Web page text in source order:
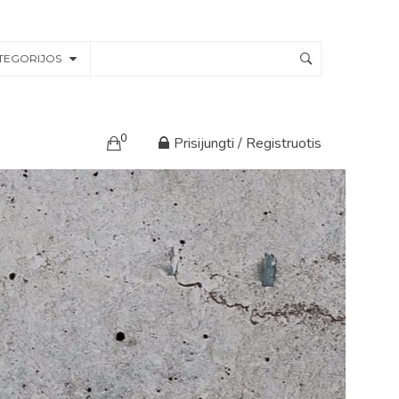
0 Prisijungti / Registruotis